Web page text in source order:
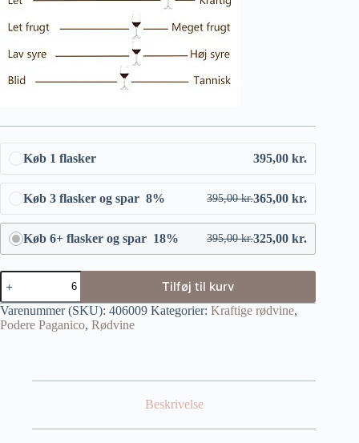
Køb 1 flasker 395,00kr.
Køb 3 flasker og spar 8% 395,00kr.365,00kr.
Køb 6+ flasker og spar 18% 395,00kr.325,00kr.
Tilføj til kurv
Varenummer (SKU): 406009 Kategorier: Kraftige rødvine,
Podere Paganico, Rødvine
Beskrivelse